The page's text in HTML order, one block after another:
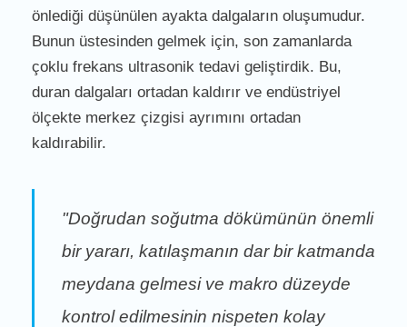
önlediği düşünülen ayakta dalgaların oluşumudur.
Bunun üstesinden gelmek için, son zamanlarda
çoklu frekans ultrasonik tedavi geliştirdik. Bu,
duran dalgaları ortadan kaldırır ve endüstriyel
ölçekte merkez çizgisi ayrımını ortadan
kaldırabilir.
"Doğrudan soğutma dökümünün önemli
bir yararı, katılaşmanın dar bir katmanda
meydana gelmesi ve makro düzeyde
kontrol edilmesinin nispeten kolay